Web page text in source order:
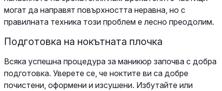
могат да направят повърхността неравна, но с
правилната техника този проблем е лесно преодолим.
Подготовка на нокътната плочка
Всяка успешна процедура за маникюр започва с добра
подготовка. Уверете се, че ноктите ви са добре
почистени, оформени и изсушени. Избутайте или